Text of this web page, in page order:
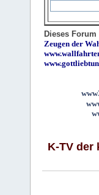
Dieses
Zeugen der
K-TV der